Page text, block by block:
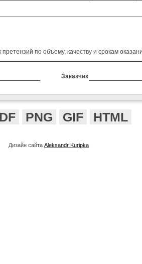
по объему, качеству и срокам
Заказчик
PNG GIF HTML
Дизайн сайта Aleksandr Kuripka